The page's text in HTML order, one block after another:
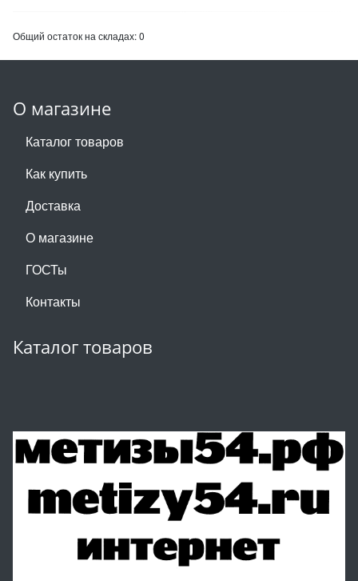
Общий остаток на складах:0
О магазине
Каталог товаров
Как купить
Доставка
О магазине
ГОСТы
Контакты
Каталог товаров